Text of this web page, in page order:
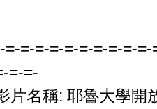
=-=-=-=-=-=-=-=-=-
=-=-
片名稱: 耶魯大學開